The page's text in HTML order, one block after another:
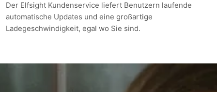
Der Elfsight Kundenservice liefert Benutzern laufende
automatische Updates und eine großartige
Ladegeschwindigkeit, egal wo Sie sind.